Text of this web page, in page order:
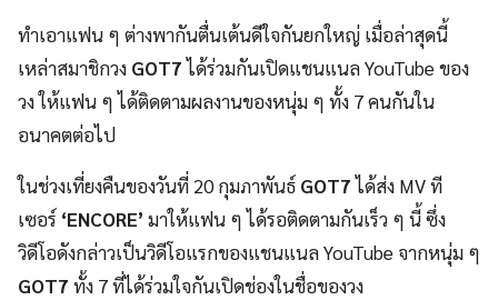
ทำเอาแฟน ๆ ต่างพากันตื่นเต้นดีใจกันยกใหญ่ เมื่อล่าสุดนี้
เหล่าสมาชิกวง GOT7ได้ร่วมกันเปิดแชนแนล YouTube ของ
วง ให้แฟน ๆ ได้ติดตามผลงานของหนุ่ม ๆ ทั้ง 7 คนกันใน
อนาคตต่อไป
ในช่วงเที่ยงคืนของวันที่ 20 กุมภาพันธ์ GOT7ได้ส่ง MV ที
เซอร์ ‘ENCORE’ มาให้แฟน ๆ ได้รอติดตามกันเร็ว ๆ นี้ ซึ่ง
วิดีโอดังกล่าวเป็นวิดีโอแรกของแชนแนล YouTube จากหนุ่ม ๆ
GOT7 ทั้ง 7 ที่ได้ร่วมใจกันเปิดช่องในชื่อของวง